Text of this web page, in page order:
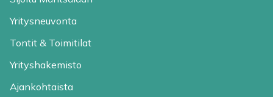
Yritysneuvonta
Tontit & Toimitilat
Yrityshakemisto
Ajankohtaista